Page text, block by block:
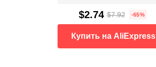
$2.74 $7.92 -65%
Купить на AliExpress